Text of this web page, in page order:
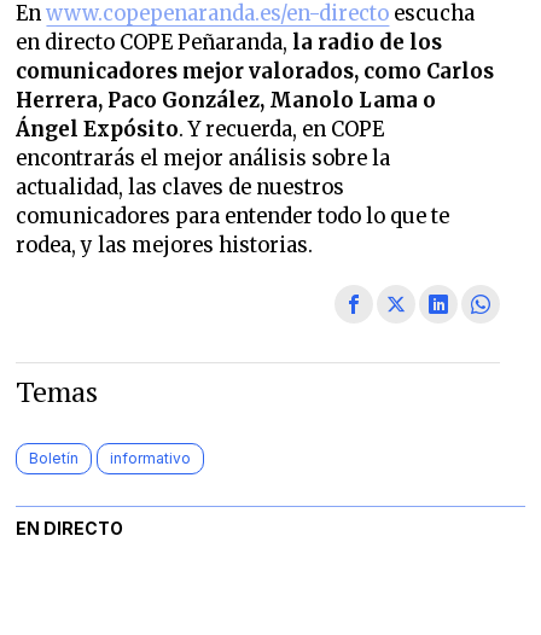
Enwww.copepenaranda.es/en-directo escucha
en directo COPE Peñaranda, la radio de los
comunicadores mejor valorados, como Carlos
Herrera, Paco González, Manolo Lama o
Ángel Expósito. Y recuerda, en COPE
encontrarás el mejor análisis sobre la
actualidad, las claves de nuestros
comunicadores para entender todo lo que te
rodea, y las mejores historias.
Temas
Boletín informativo
EN DIRECTO